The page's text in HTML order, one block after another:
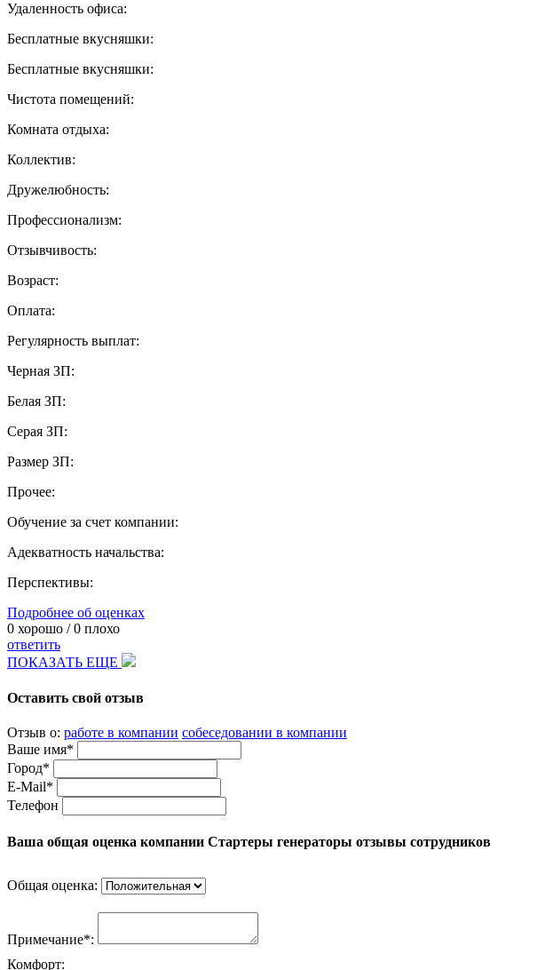
Удаленность офиса:
Бесплатные вкусняшки:
Бесплатные вкусняшки:
Чистота помещений:
Комната отдыха:
Коллектив:
Дружелюбность:
Профессионализм:
Отзывчивость:
Возраст:
Оплата:
Регулярность выплат:
Черная ЗП:
Белая ЗП:
Серая ЗП:
Размер ЗП:
Прочее:
Обучение за счет компании:
Адекватность начальства:
Перспективы:
Подробнее об оценках
0 хорошо /0 плохо
ответить
ПОКАЗАТЬ ЕЩЕ
Оставить свой отзыв
Отзыв о: работе в компании собеседовании в компании
Ваше имя*
Город*
E-Mail*
Телефон
Ваша общая оценка компании Стартеры генераторы отзывы сотрудников
Общая оценка:
Примечание*:
Комфорт: